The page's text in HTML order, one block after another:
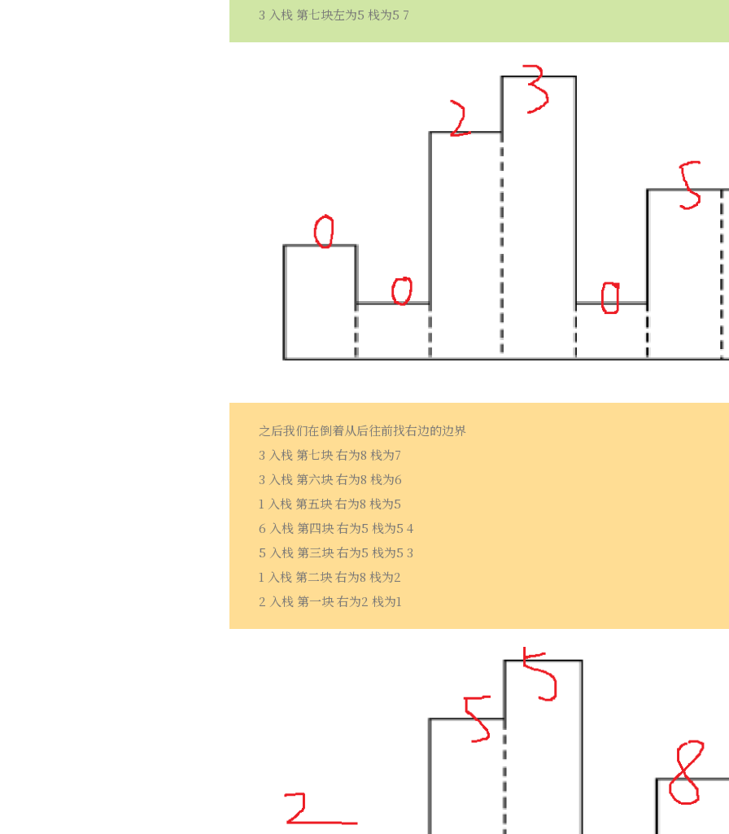
3 入栈 第七块左为5 栈为5 7
之后我们在倒着从后往前找右边的边界
3 入栈 第七块 右为8 栈为7
3 入栈 第六块 右为8 栈为6
1 入栈 第五块 右为8 栈为5
6 入栈 第四块 右为5 栈为5 4
5 入栈 第三块 右为5 栈为5 3
1 入栈 第二块 右为8 栈为2
2 入栈 第一块 右为2 栈为1